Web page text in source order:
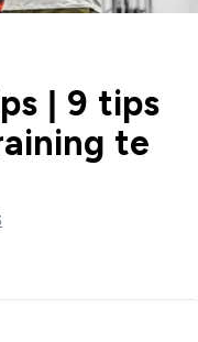
| 9 tips
te